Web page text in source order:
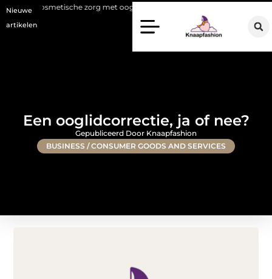
Nieuwe
artikelen
zorg met oog voor natuurlijke resultaten
Een ooglidcorrectie, ja of nee?
BUSINESS / CONSUMER GOODS AND SERVICES
Gepubliceerd Door Knaapfashion